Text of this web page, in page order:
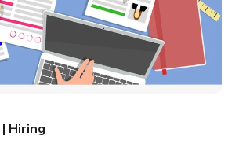
Hiring